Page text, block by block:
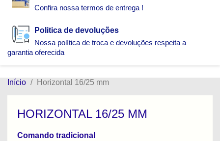
Confira nossa termos de entrega !
Politica de devoluções
Nossa política de troca e devoluções respeita a
garantia oferecida
Início Horizontal 16/25 mm
HORIZONTAL 16/25 MM
Comando tradicional